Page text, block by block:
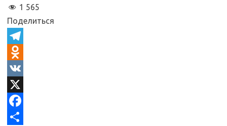
1 565
Поделиться
T
e
e
g
O
d
n
o
V
KX
F